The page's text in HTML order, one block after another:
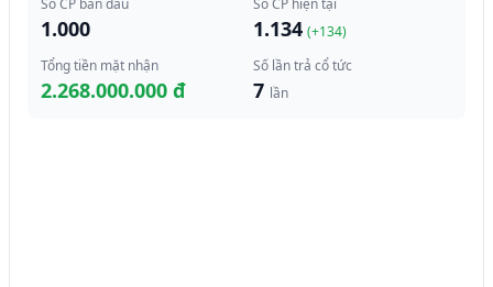
Số CP ban đầu
1.000
Số CP hiện tại
1.134 (+134)
Tổng tiền mặt nhận
2.268.000.000 đ
Số lần trả cổ tức
7 lần